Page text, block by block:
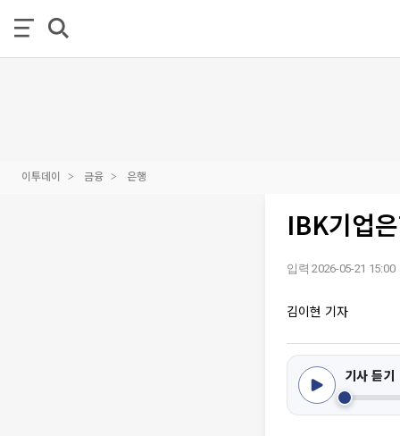
이투데이 금융 은행
IBK기업
입력 2026-05-21 15:00
김이현 기자
기사 듣기